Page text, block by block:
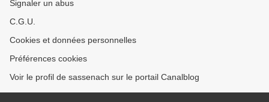
Signaler un abus
C.G.U.
Cookies et données personnelles
Préférences cookies
Voir le profil de sassenach sur le portail Canalblog